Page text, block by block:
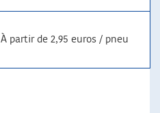
À partir de 2,95 euros / pneu